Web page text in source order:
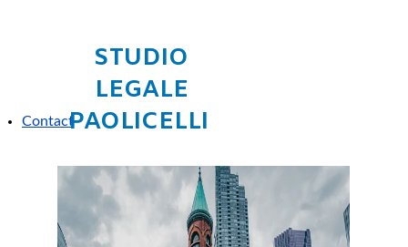
STUDIO
LEGALE
PAOLICELLI
Contact